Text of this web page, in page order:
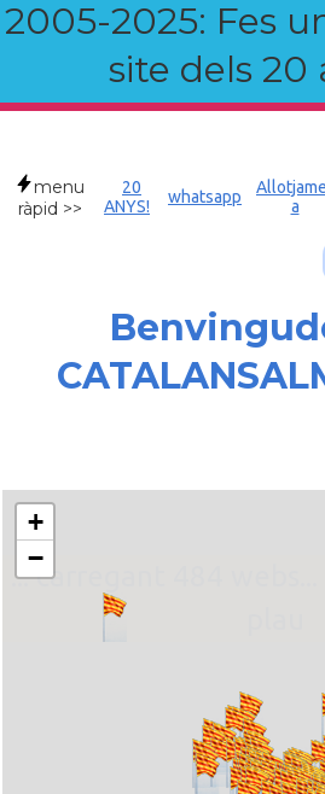
2005-2025: Fes
site dels 20
menu
ràpid >>
20
ANYS!
whatsapp
a
... carregant 484 webs...
+
−